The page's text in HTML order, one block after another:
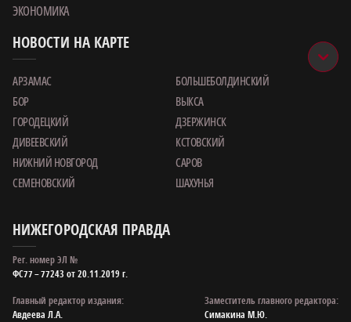
ЭКОНОМИКА
НОВОСТИ НА КАРТЕ
АРЗАМАС
БОЛЬШЕБОЛДИНСКИЙ
БОР
ВЫКСА
ГОРОДЕЦКИЙ
ДЗЕРЖИНСК
ДИВЕЕВСКИЙ
КСТОВСКИЙ
НИЖНИЙ НОВГОРОД
САРОВ
СЕМЕНОВСКИЙ
ШАХУНЬЯ
НИЖЕГОРОДСКАЯ ПРАВДА
Рег. номер ЭЛ №
ФС77 – 77243 от 20.11.2019 г.
Главный редактор издания:
Авдеева Л.А.
Заместитель главного редактора:
Симакина М.Ю.